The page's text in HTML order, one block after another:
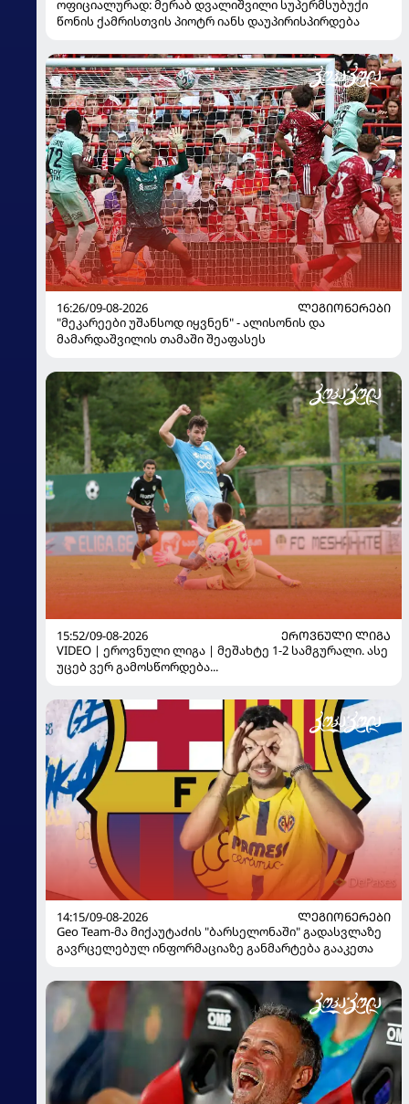
ოფიციალურად: მერაბ დვალიშვილი სუპერმსუბუქი
წონის ქამრისთვის პიოტრ იანს დაუპირისპირდება
16:26/09-08-2026
ᲚᲔᲒᲘᲝᲜᲔᲠᲔᲑᲘ
"მეკარეები უშანსოდ იყვნენ" - ალისონის და
მამარდაშვილის თამაში შეაფასეს
15:52/09-08-2026
ᲔᲠᲝᲕᲜᲣᲚᲘ ᲚᲘᲒᲐ
VIDEO | ეროვნული ლიგა | მეშახტე 1-2 სამგურალი. ასე
უცებ ვერ გამოსწორდება...
14:15/09-08-2026
ᲚᲔᲒᲘᲝᲜᲔᲠᲔᲑᲘ
Geo Team-მა მიქაუტაძის "ბარსელონაში" გადასვლაზე
გავრცელებულ ინფორმაციაზე განმარტება გააკეთა